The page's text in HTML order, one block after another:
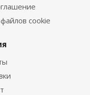
cookie